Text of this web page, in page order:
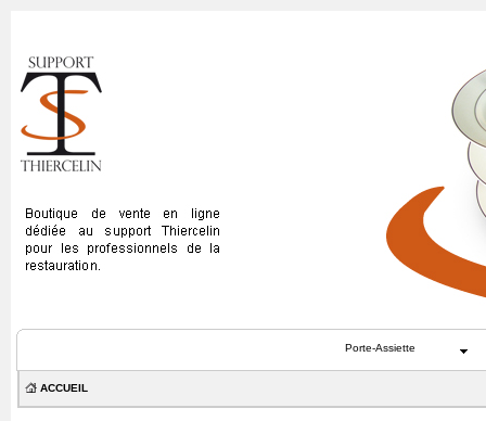
Porte-Assiette
ACCUEIL